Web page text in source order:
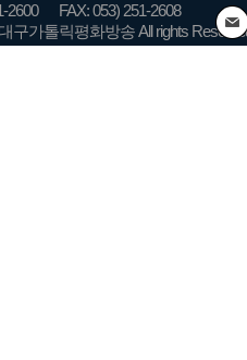
2600
FAX: 053) 251-2608
구가톨릭평화방송 All rights